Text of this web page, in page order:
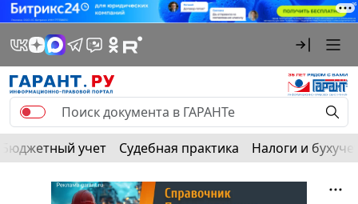
Бюджетный учет Судебная практика Налоги и